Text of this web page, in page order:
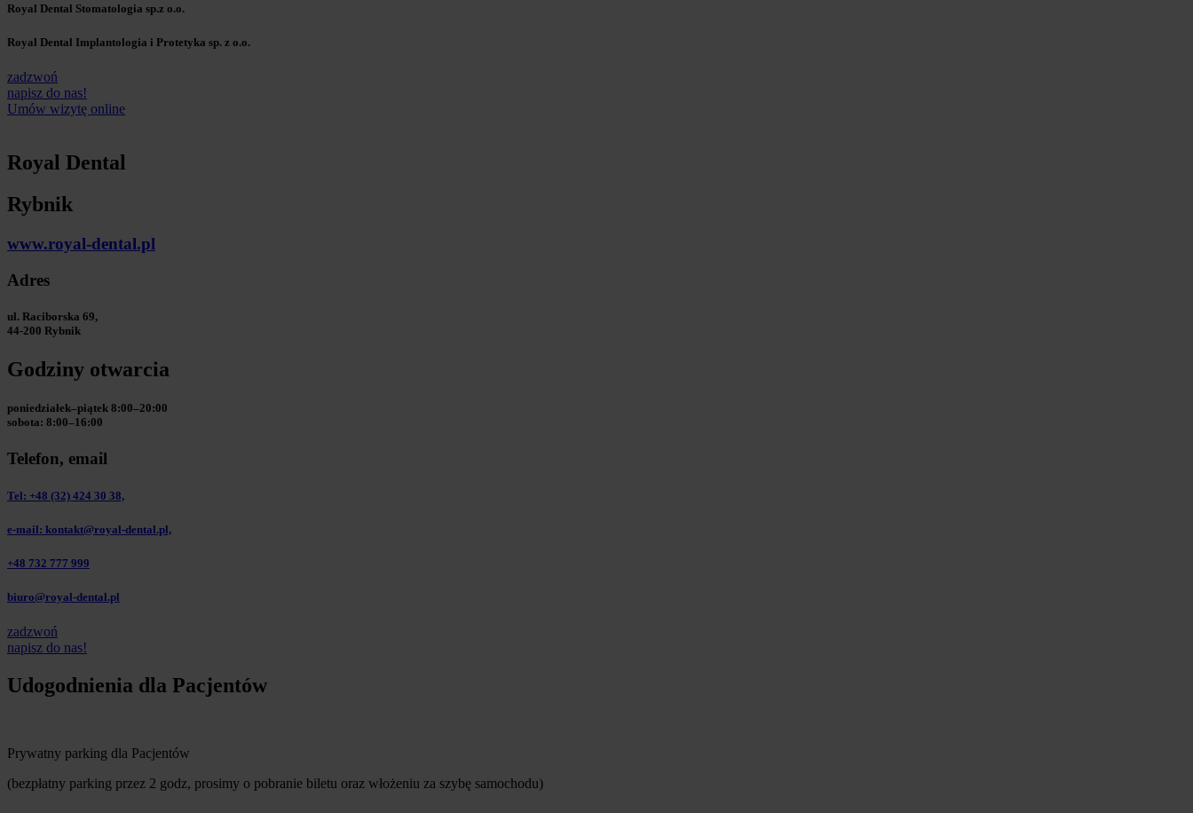
Royal Dental Stomatologia sp.z o.o.
Royal Dental Implantologia i Protetyka sp. z o.o.
zadzwoń
napisz do nas!
Umów wizytę online
Royal Dental
Rybnik
www.royal-dental.pl
Adres
ul. Raciborska 69,
44-200 Rybnik
Godziny otwarcia
poniedziałek–piątek 8:00–20:00
sobota: 8:00–16:00
Telefon, email
Tel: +48 (32) 424 30 38,
e-mail: kontakt@royal-dental.pl,
+48 732 777 999
biuro@royal-dental.pl
zadzwoń
napisz do nas!
Udogodnienia dla Pacjentów
Prywatny parking dla Pacjentów
(bezpłatny parking przez 2 godz, prosimy o pobranie biletu oraz włożeniu za szybę samochodu)